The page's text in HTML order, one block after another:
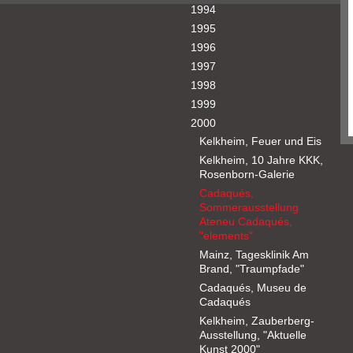
1994
1995
1996
1997
1998
1999
2000
Kelkheim, Feuer und Eis
Kelkheim, 10 Jahre KKK,
Rosenborn-Galerie
Cadaqués,
Sommerausstellung
Ateneu Cadaqués,
"elements"
Mainz, Tagesklinik Am
Brand, "Traumpfade"
Cadaqués, Museu de
Cadaqués
Kelkheim, Zauberberg-
Ausstellung, "Aktuelle
Kunst 2000"